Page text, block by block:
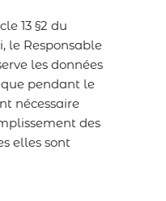
13 §2 du
le Responsable
les données
pendant le
nécessaire
des
elles sont